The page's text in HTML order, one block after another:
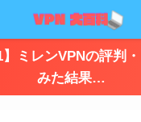
】ミレンVPNの評判
みた結果…